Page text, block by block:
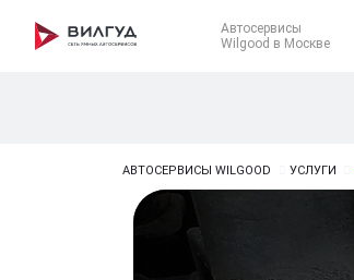
Автосервисы
Wilgood в Москве
АВТОСЕРВИСЫ WILGOOD УСЛУГИ